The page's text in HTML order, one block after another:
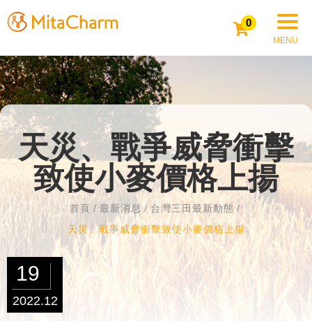
0
天災、戰爭威脅衝擊
致使小麥價格上揚
首頁 最新消息
台灣三田最新動態
天災、戰爭威脅衝擊致使小麥價格上揚
19
2022.12